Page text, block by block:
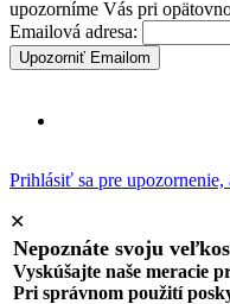
upozorníme Vás pri
Emailová adresa:
Upozorniť Emailom
Prihlásiť sa pre
✕
Nepoznáte svoju
Vyskúšajte naše meracie
Pri správnom použití